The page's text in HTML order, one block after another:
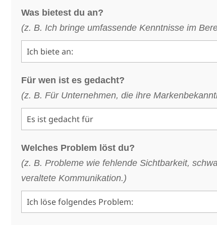
Was bietest du an?
(z. B. Ich bringe umfassende Kenntnisse im
Für wen ist es gedacht?
(z. B. Für Unternehmen, die ihre
Welches Problem löst du?
(z. B. Probleme wie fehlende Sichtbarkeit,
veraltete Kommunikation.)